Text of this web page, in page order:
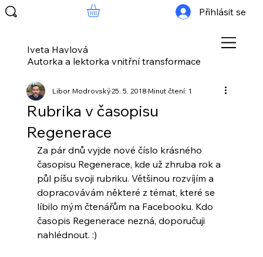
Iveta Havlová
Autorka a lektorka vnitřní transformace
Přihlásit se
Rubrika v časopisu
Regenerace
Libor Modrovský25. 5. 2018Minut čtení: 1
Za pár dnů vyjde nové číslo krásného
časopisu Regenerace, kde už zhruba rok a
půl píšu svoji rubriku. Většinou rozvíjím a
dopracovávám některé z témat, které se
líbilo mým čtenářům na Facebooku. Kdo
časopis Regenerace nezná, doporučuji
nahlédnout. :)